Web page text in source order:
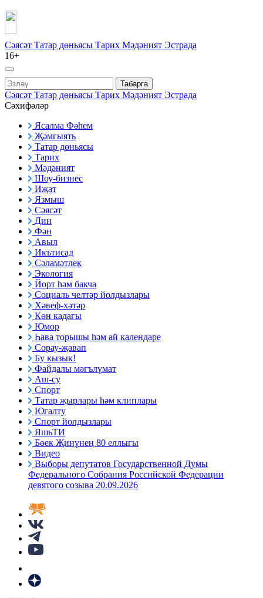
Сәясәт Татар дөньясы Тарих Мәдәният Эстрада
16+
Табарга
Сәясәт Татар дөньясы Тарих Мәдәният Эстрада
Сәхифәләр
Ясалма Фәһем
Җәмгыять
Татар дөньясы
Тарих
Мәдәният
Шоу-бизнес
Иҗат
Язмыш
Сәясәт
Дин
Фән
Авыл
Икътисад
Сәламәтлек
Экология
Йорт һәм бакча
Социаль челтәр йолдызлары
Хәвеф-хәтәр
Көн кадагы
Юмор
Һава торышы һәм ай календаре
Сорау-җавап
Бу кызык!
Файдалы мәгълүмат
Аш-су
Спорт
Татар җырлары һәм клиплары
Югалту
Спорт йолдызлары
ЯшьТИ
Бөек Җиңүнең 80 еллыгы
Видео
Выборы депутатов Государственной Думы
Федерального Собрания Российской Федерации
девятого созыва 20.09.2026